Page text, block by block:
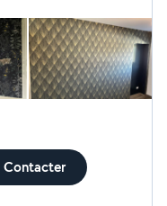
Contacter